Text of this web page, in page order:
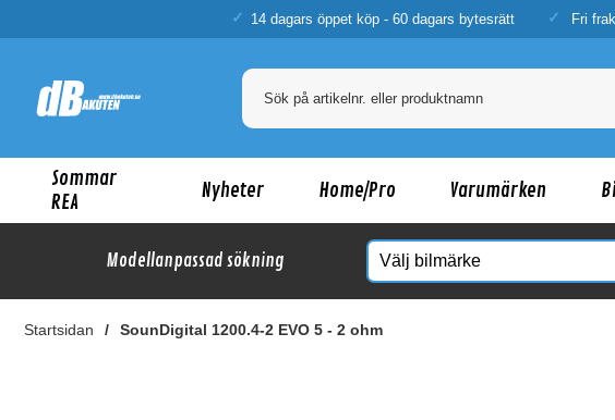
14 dagars öppet köp - 60 dagars bytesrätt Fri
Sommar
REA
Nyheter Home/Pro Varumärken
Modellanpassad sökning
Startsidan SounDigital 1200.4-2 EVO 5 - 2 ohm
Kanske